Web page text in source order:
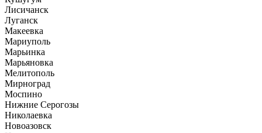
Лисичанск
Луганск
Макеевка
Мариуполь
Марьинка
Марьяновка
Мелитополь
Мирноград
Моспино
Нижние Серогозы
Николаевка
Новоазовск